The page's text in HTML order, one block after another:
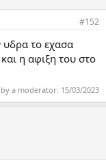
#152
υδρα το εχασα
η αφιξη του στο
a moderator: 15/03/2023